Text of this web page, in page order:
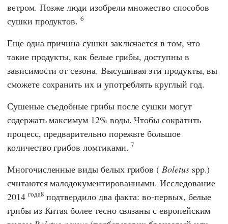
ветром. Позже люди изобрели множество способов
сушки продуктов.6
Еще одна причина сушки заключается в том, что
такие продукты, как белые грибы, доступны в
зависимости от сезона. Высушивая эти продукты, вы
сможете сохранить их и употреблять круглый год.
Сушеные съедобные грибы после сушки могут
содержать максимум 12% воды. Чтобы сократить
процесс, предварительно порежьте большое
количество грибов ломтиками.7
Многочисленные виды белых грибов (Boletusspp.)
считаются малодокументированными. Исследование
2014 года8 подтвердило два факта: во-первых, белые
грибы из Китая более тесно связаны с европейским